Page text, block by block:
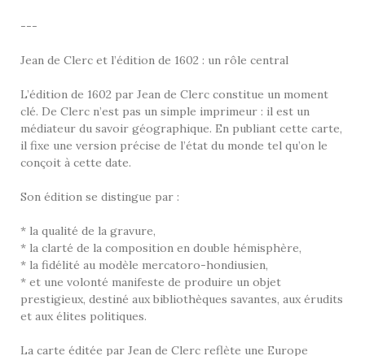
---
Jean de Clerc et l’édition de 1602 : un rôle central
L’édition de 1602 par Jean de Clerc constitue un moment
clé. De Clerc n’est pas un simple imprimeur : il est un
médiateur du savoir géographique. En publiant cette carte,
il fixe une version précise de l’état du monde tel qu’on le
conçoit à cette date.
Son édition se distingue par :
* la qualité de la gravure,
* la clarté de la composition en double hémisphère,
* la fidélité au modèle mercatoro-hondiusien,
* et une volonté manifeste de produire un objet
prestigieux, destiné aux bibliothèques savantes, aux érudits
et aux élites politiques.
La carte éditée par Jean de Clerc reflète une Europe